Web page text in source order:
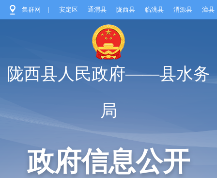
集群网 | 安定区 通渭县 陇西县 临洮县 渭源县 漳县
陇西县人民政府——县水务
局
政府信息公开